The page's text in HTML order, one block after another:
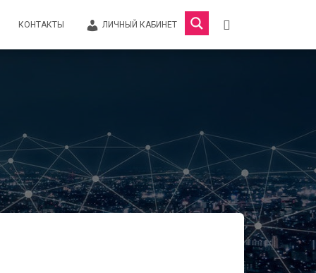
КОНТАКТЫ ЛИЧНЫЙ КАБИНЕТ